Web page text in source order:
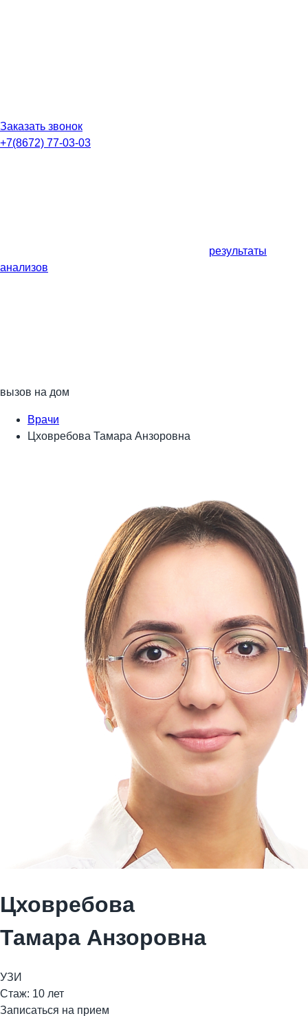
Заказать звонок
+7(8672) 77-03-03
результаты
анализов
вызов на дом
Врачи
Цховребова Тамара Анзоровна
Цховребова
Тамара Анзоровна
УЗИ
Стаж: 10 лет
Записаться на прием